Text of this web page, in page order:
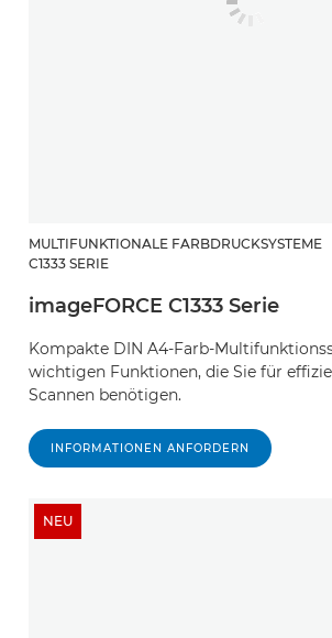
MULTIFUNKTIONALE FARBDRUCKSYSTEME
C1333 SERIE
imageFORCE C1333 Serie
Kompakte DIN A4-Farb-
wichtigen Funktionen, die Sie für
Scannen benötigen.
INFORMATIONEN ANFORDERN
NEU